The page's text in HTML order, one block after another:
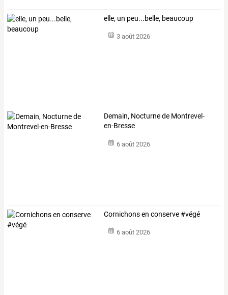
elle, un peu...belle, beaucoup
3 août 2026
Demain, Nocturne de Montrevel-
en-Bresse
6 août 2026
Cornichons en conserve #végé
6 août 2026